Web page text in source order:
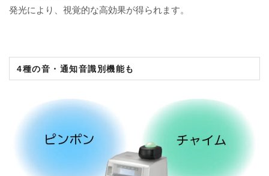
発光により、視覚的な高効果が得られます。
4種の音・ 通知音識別機能も